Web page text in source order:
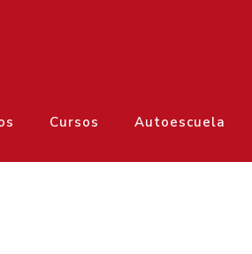
Cursos Autoescuela